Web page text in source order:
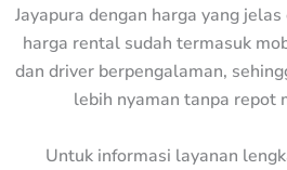
Jayapura dengan harga yang
harga rental sudah termasuk
dan driver berpengalaman,
lebih nyaman tanpa repot
Untuk informasi layanan